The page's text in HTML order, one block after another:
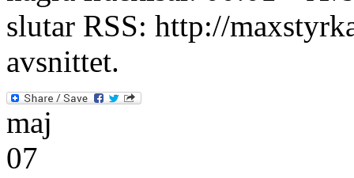
slutar RSS: http://
avsnittet.
maj
07